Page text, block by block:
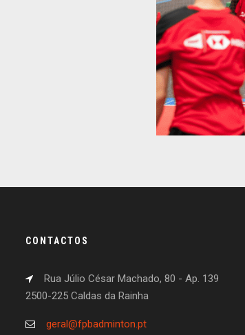
CONTACTOS
Rua Júlio César Machado, 80 - Ap. 139
2500-225 Caldas da Rainha
geral@fpbadminton.pt